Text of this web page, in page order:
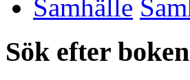
Samhälle
Sök efter boken